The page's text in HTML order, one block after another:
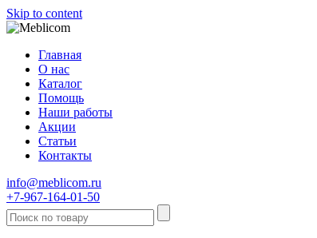
Skip to content
Главная
О нас
Каталог
Помощь
Наши работы
Акции
Статьи
Контакты
info@meblicom.ru
+7-967-164-01-50